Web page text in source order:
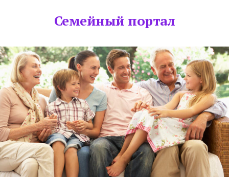
Семейный портал